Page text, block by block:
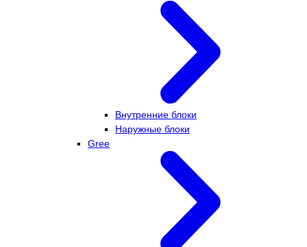
Внутренние блоки
Наружные блоки
Gree